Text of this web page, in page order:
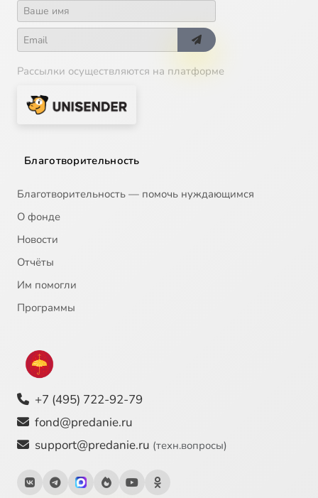
Рассылки осуществляются на платформе
Благотворительность
Благотворительность — помочь нуждающимся
О фонде
Новости
Отчёты
Им помогли
Программы
+7 (495) 722-92-79
fond@predanie.ru
support@predanie.ru (техн.вопросы)